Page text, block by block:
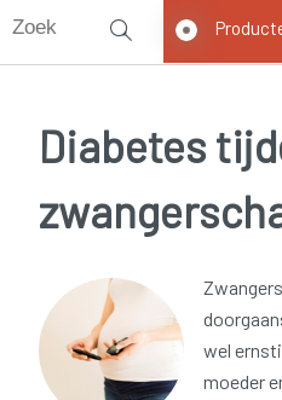
Diabetes
wel
moeder